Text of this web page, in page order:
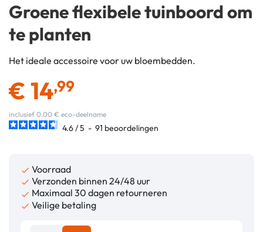
Groene flexibele tuinboord om
te planten
Het ideale accessoire voor uw bloembedden.
€ 14,99
inclusief 0.00 € eco-deelname
4.6/5 - 91 beoordelingen
 Voorraad
 Verzonden binnen 24/48 uur
 Maximaal 30 dagen retourneren
 Veilige betaling